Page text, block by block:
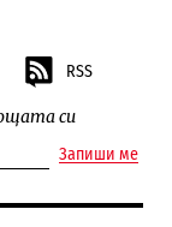
RSS
си
Запиши ме